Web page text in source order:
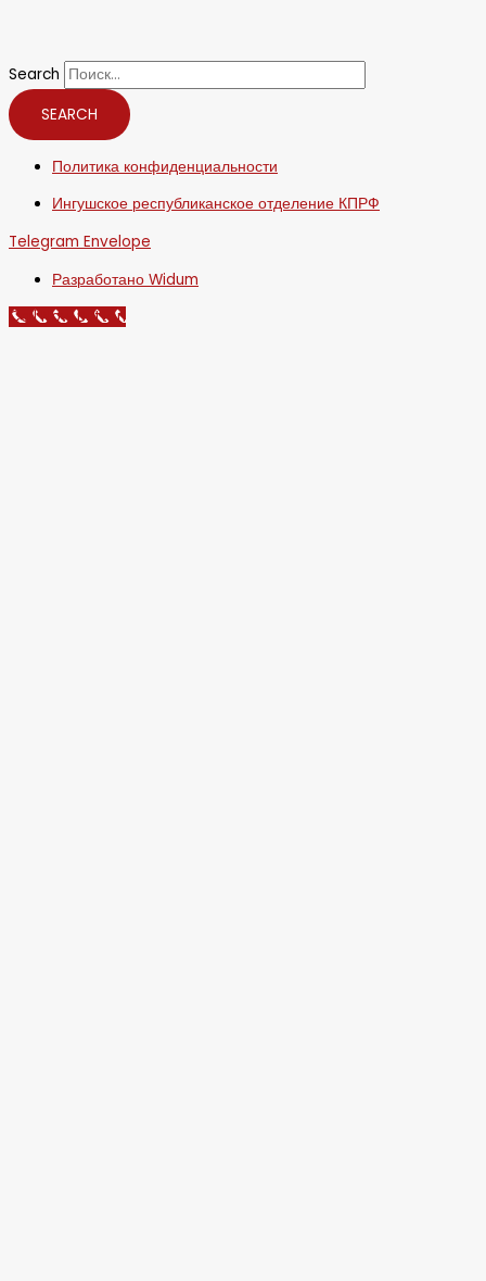
Search
SEARCH
Политика конфиденциальности
Ингушское республиканское отделение КПРФ
Telegram Envelope
Разработано Widum
Call Now Button